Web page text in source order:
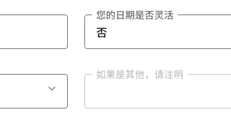
您的日期是否灵活
如果是其他，请注明